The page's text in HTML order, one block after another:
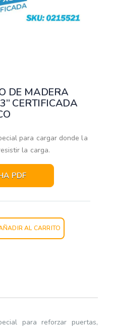
DE MADERA
CERTIFICADA
para cargar donde la
la carga.
PDF
AL CARRITO
para reforzar puertas,